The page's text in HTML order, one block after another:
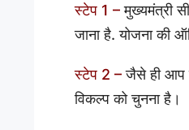
स्टेप 1 –मुख्यमंत्री
जाना है. योजना की
स्टेप 2 –जैसे ही आप
विकल्प को चुनना है।